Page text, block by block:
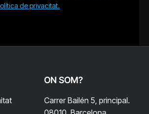
de privacitat.
ON SOM?
Carrer Bailén 5, principal.